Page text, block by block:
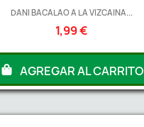
DANI BACALAO A LA VIZCAINA...
1,99 €
AGREGAR AL CARRITO